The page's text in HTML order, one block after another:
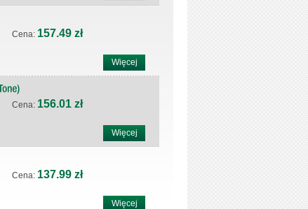
Cena: 157.49 zł
Więcej
Cena: 156.01 zł
Więcej
Cena: 137.99 zł
Więcej